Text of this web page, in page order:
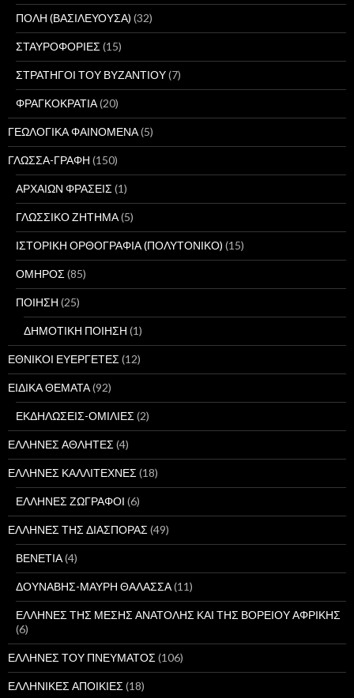
ΠΟΛΗ (ΒΑΣΙΛΕΥΟΥΣΑ) (32)
ΣΤΑΥΡΟΦΟΡΙΕΣ (15)
ΣΤΡΑΤΗΓΟΙ ΤΟΥ ΒΥΖΑΝΤΙΟΥ(7)
ΦΡΑΓΚΟΚΡΑΤΙΑ(20)
ΓΕΩΛΟΓΙΚΑ ΦΑΙΝΟΜΕΝΑ(5)
ΓΛΩΣΣΑ-ΓΡΑΦΗ (150)
ΑΡΧΑΙΩΝ ΦΡΑΣΕΙΣ (1)
ΓΛΩΣΣΙΚΟ ΖΗΤΗΜΑ(5)
ΙΣΤΟΡΙΚΗ ΟΡΘΟΓΡΑΦΙΑ (ΠΟΛΥΤΟΝΙΚΟ) (15)
ΟΜΗΡΟΣ (85)
ΠΟΙΗΣΗ (25)
ΔΗΜΟΤΙΚΗ ΠΟΙΗΣΗ (1)
ΕΘΝΙΚΟΙ ΕΥΕΡΓΕΤΕΣ (12)
ΕΙΔΙΚΑ ΘΕΜΑΤΑ(92)
ΕΚΔΗΛΩΣΕΙΣ-ΟΜΙΛΙΕΣ (2)
ΕΛΛΗΝΕΣ ΑΘΛΗΤΕΣ (4)
ΕΛΛΗΝΕΣ ΚΑΛΛΙΤΕΧΝΕΣ (18)
ΕΛΛΗΝΕΣ ΖΩΓΡΑΦΟΙ (6)
ΕΛΛΗΝΕΣ ΤΗΣ ΔΙΑΣΠΟΡΑΣ (49)
ΒΕΝΕΤΙΑ(4)
ΔΟΥΝΑΒΗΣ-ΜΑΥΡΗ ΘΑΛΑΣΣΑ(11)
ΕΛΛΗΝΕΣ ΤΗΣ ΜΕΣΗΣ ΑΝΑΤΟΛΗΣ ΚΑΙ ΤΗΣ ΒΟΡΕΙΟΥ ΑΦΡΙΚΗΣ
(6)
ΕΛΛΗΝΕΣ ΤΟΥ ΠΝΕΥΜΑΤΟΣ (106)
ΕΛΛΗΝΙΚΕΣ ΑΠΟΙΚΙΕΣ (18)